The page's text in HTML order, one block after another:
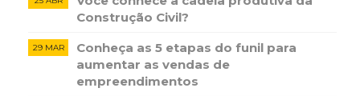
Construção Civil?
29 MAR
Conheça as 5 etapas do funil para
aumentar as vendas de
empreendimentos